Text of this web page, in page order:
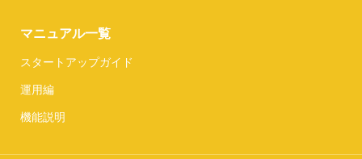
マニュアル一覧
スタートアップガイド
運用編
機能説明